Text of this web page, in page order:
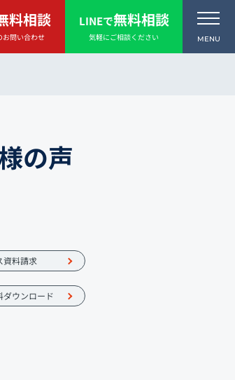
料相談
お問い合わせ
LINEで無料相談
気軽にご相談ください
の声
資料請求
ダウンロード